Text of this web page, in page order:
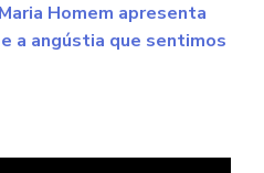
Homem apresenta
a angústia que sentimos